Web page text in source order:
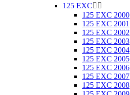
125 EXC 
125 EXC 2000
125 EXC 2001
125 EXC 2002
125 EXC 2003
125 EXC 2004
125 EXC 2005
125 EXC 2006
125 EXC 2007
125 EXC 2008